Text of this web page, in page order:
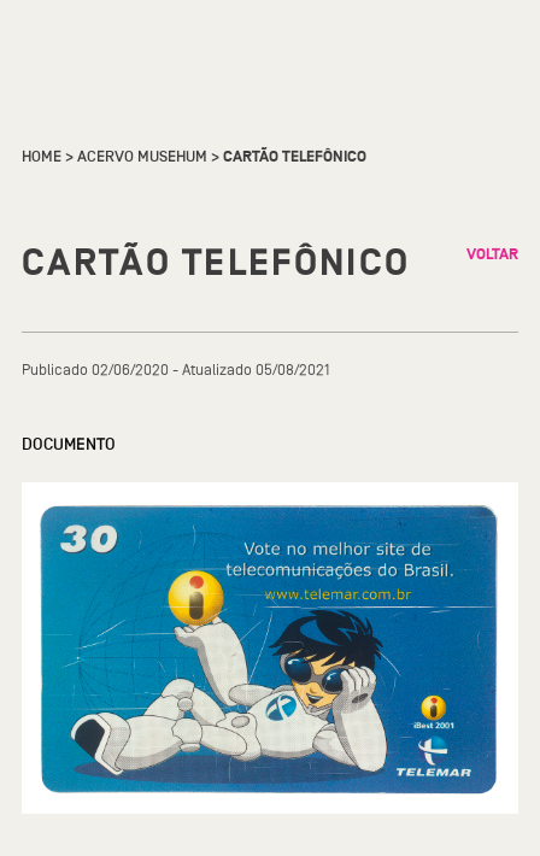
HOME>ACERVO MUSEHUM >CARTÃO TELEFÔNICO
CARTÃO TELEFÔNICO VOLTAR
Publicado 02/06/2020 - Atualizado 05/08/2021
DOCUMENTO